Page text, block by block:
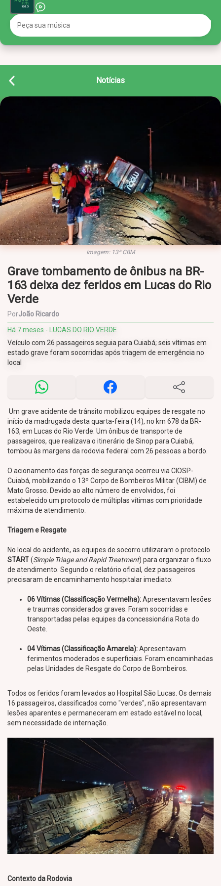
Notícias
Imagem: 13ª CBM
Grave tombamento de ônibus na BR-
163 deixa dez feridos em Lucas do Rio
Verde
PorJoão Ricardo
Há 7 meses - LUCAS DO RIO VERDE
Veículo com 26 passageiros seguia para Cuiabá; seis vítimas em
estado grave foram socorridas após triagem de emergência no
local
Um grave acidente de trânsito mobilizou equipes de resgate no
início da madrugada desta quarta-feira (14), no km 678 da BR-
163, em Lucas do Rio Verde. Um ônibus de transporte de
passageiros, que realizava o itinerário de Sinop para Cuiabá,
tombou às margens da rodovia federal com 26 pessoas a bordo.
O acionamento das forças de segurança ocorreu via CIOSP-
Cuiabá, mobilizando o 13º Corpo de Bombeiros Militar (CIBM) de
Mato Grosso. Devido ao alto número de envolvidos, foi
estabelecido um protocolo de múltiplas vítimas com prioridade
máxima de atendimento.
Triagem e Resgate
No local do acidente, as equipes de socorro utilizaram o protocolo
START(Simple Triage and Rapid Treatment) para organizar o fluxo
de atendimento. Segundo o relatório oficial, dez passageiros
precisaram de encaminhamento hospitalar imediato:
06 Vítimas (Classificação Vermelha):Apresentavam lesões
e traumas considerados graves. Foram socorridas e
transportadas pelas equipes da concessionária Rota do
Oeste.
04 Vítimas (Classificação Amarela):Apresentavam
ferimentos moderados e superficiais. Foram encaminhadas
pelas Unidades de Resgate do Corpo de Bombeiros.
Todos os feridos foram levados ao Hospital São Lucas. Os demais
16 passageiros, classificados como "verdes", não apresentavam
lesões aparentes e permaneceram em estado estável no local,
sem necessidade de internação.
Contexto da Rodovia